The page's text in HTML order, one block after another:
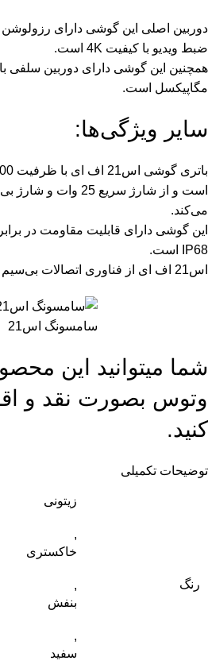
ضبط ویدیو با کیفیت 4K است.
مگاپیکسل است.
سایر ویژگی‌ها:
می‌کند.
این گوشی دارای قابلیت مقاومت در
IP68 است.
اس21 اف ای از فناوری اتصالات بی‌سیم 5G نیز پشتیبانی می‌کند.
سامسونگ اس21
شما میتوانید این
وتوس بصورت نقد و
کنید.
توضیحات تکمیلی
رنگ
زیتونی
,
خاکستری
,
بنفش
,
سفید